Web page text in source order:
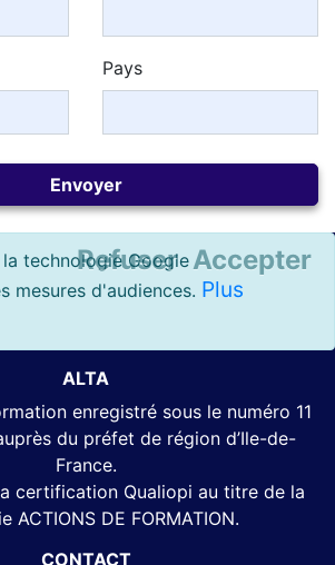
Pays
technologie Google
mesures d'audiences. Plus
Accepter
Refuser
ALTA
enregistré sous le numéro 11
du préfet de région d’Ile-de-
France.
certification Qualiopi au titre de la
ACTIONS DE FORMATION.
CONTACT